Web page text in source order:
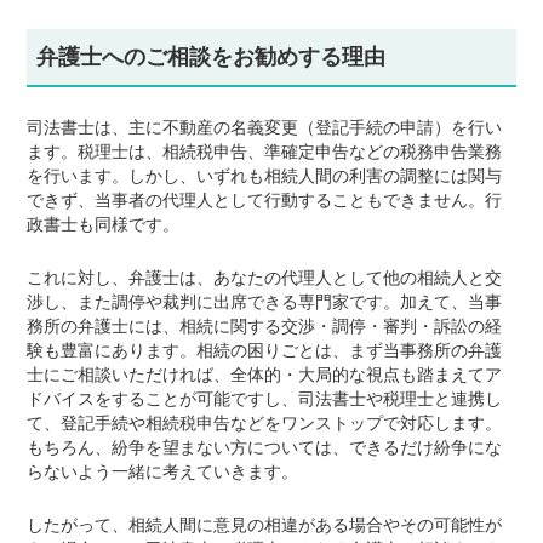
弁護士へのご相談をお勧めする理由
司法書士は、主に不動産の名義変更（登記手続の申請）を行い
ます。税理士は、相続税申告、準確定申告などの税務申告業務
を行います。しかし、いずれも相続人間の利害の調整には関与
できず、当事者の代理人として行動することもできません。行
政書士も同様です。
これに対し、弁護士は、あなたの代理人として他の相続人と交
渉し、また調停や裁判に出席できる専門家です。加えて、当事
務所の弁護士には、相続に関する交渉・調停・審判・訴訟の経
験も豊富にあります。相続の困りごとは、まず当事務所の弁護
士にご相談いただければ、全体的・大局的な視点も踏まえてア
ドバイスをすることが可能ですし、司法書士や税理士と連携し
て、登記手続や相続税申告などをワンストップで対応します。
もちろん、紛争を望まない方については、できるだけ紛争にな
らないよう一緒に考えていきます。
したがって、相続人間に意見の相違がある場合やその可能性が